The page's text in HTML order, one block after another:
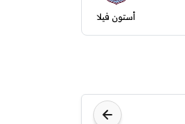
أستون فيلا